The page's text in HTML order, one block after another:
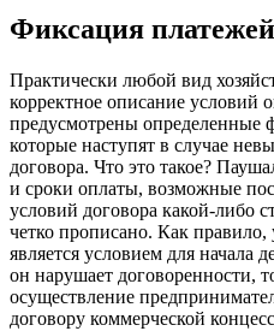
Фиксация платежей
Практически любой вид
корректное описание
предусмотрены определенные
которые наступят в случае
договора. Что это такое?
и сроки оплаты, возможные
условий договора какой-либо
четко прописано. Как правило,
является условием для начала
он нарушает договоренности,
осуществление
договору коммерческой